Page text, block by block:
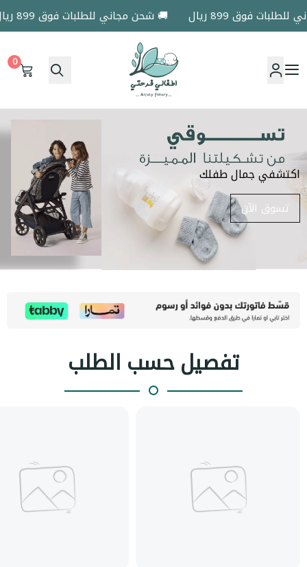
فوق 899 ريال 🚚 شحن مجاني للطلبات فوق 899 ريال
اطفالي فرحتي
0
اكتشفي جمال طفلك
تسوق الآن
تفصيل حسب الطلب